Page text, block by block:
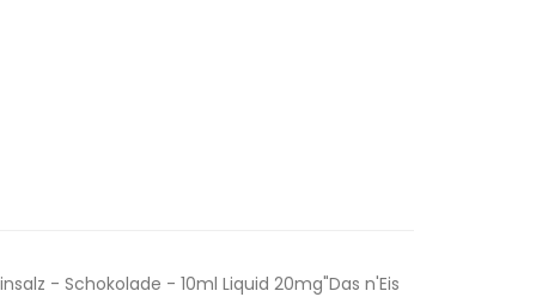
- Schokolade - 10ml Liquid 20mg"Das n'Eis